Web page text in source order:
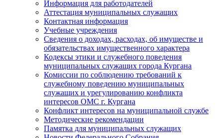
Информация для работодателей
Аттестация муниципальных служащих
Контактная информация
Учебные учреждения
Сведения о доходах, расходах, об имуществе и
обязательствах имущественного характера
Кодексы этики и служебного поведения
муниципальных служащих города Кургана
Комиссии по соблюдению требований к
служебному поведению муниципальных
служащих и урегулированию конфликта
интересов ОМС г. Кургана
Конфликт интересов на муниципальной службе
Методические рекомендации
Памятка для муниципальных служащих